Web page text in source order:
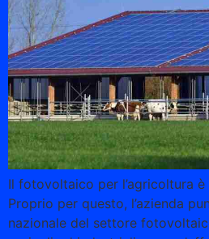
Il fotovoltaico per l’agricoltura
Proprio per questo, l’azienda
nazionale del settore